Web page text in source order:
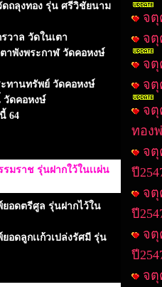
ถลุงทอง รุ่น ศรีวิชัยนาม
วาล วัดในเตา
าพังพระกาฬ วัดคอหงษ์
ทานทรัพย์ วัดคอหงษ์
วัดคอหงษ์
64
มราช รุ่นฝากใว้ในเเผ่น
อดตรีศูล รุ่นฝากไว้ใน
อดลูกเเก้วเปล่งรัศมี รุ่น
จตุ
จตุ
จตุ
จตุ
จตุ
ทอง
จตุ
ปี
จตุ
ปี
จตุ
ปี
จตุ